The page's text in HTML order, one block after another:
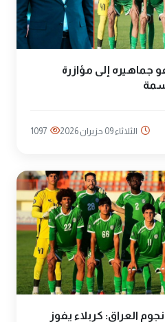
جماهيره إلى مؤازرة
الثلاثاء 09 حزيران 2026 1097
العراق: كربلاء يفوز